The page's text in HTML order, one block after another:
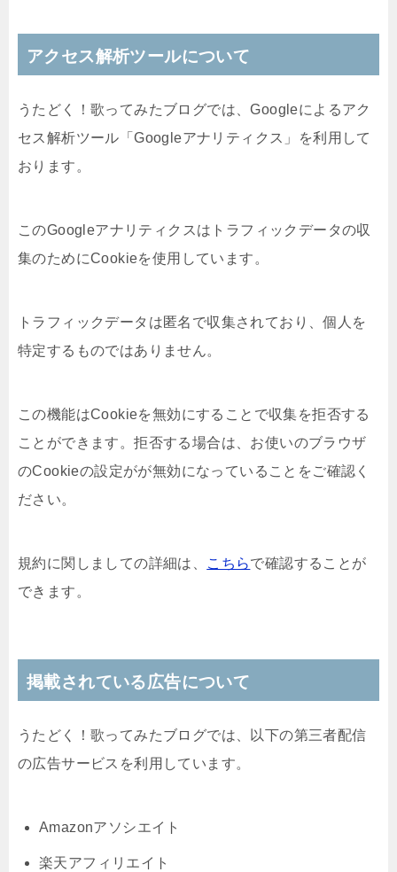
アクセス解析ツールについて
うたどく！歌ってみたブログでは、Googleによるアク
セス解析ツール「Googleアナリティクス」を利用して
おります。
このGoogleアナリティクスはトラフィックデータの収
集のためにCookieを使用しています。
トラフィックデータは匿名で収集されており、個人を
特定するものではありません。
この機能はCookieを無効にすることで収集を拒否する
ことができます。拒否する場合は、お使いのブラウザ
のCookieの設定がが無効になっていることをご確認く
ださい。
規約に関しましての詳細は、 こちらで確認することが
できます。
掲載されている広告について
うたどく！歌ってみたブログでは、以下の第三者配信
の広告サービスを利用しています。
Amazonアソシエイト
楽天アフィリエイト